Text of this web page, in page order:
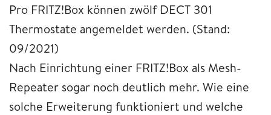
Pro FRITZ!Box können zwölf DECT 301
Thermostate angemeldet werden. (Stand:
09/2021)
Nach Einrichtung einer FRITZ!Box als Mesh-
Repeater sogar noch deutlich mehr. Wie eine
solche Erweiterung funktioniert und welche